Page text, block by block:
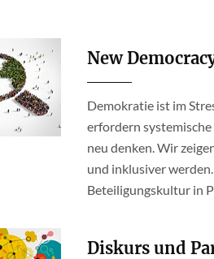
New
Demokratie ist im
erfordern
neu denken. Wir
und inklusiver
Beteiligungskultur in
Diskurs und